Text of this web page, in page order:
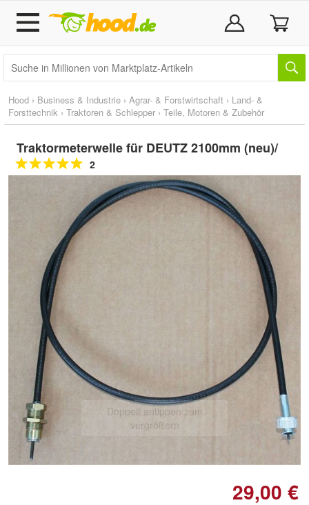
Hood › Business & Industrie › Agrar- & Forstwirtschaft › Land- &
Forsttechnik › Traktoren & Schlepper › Teile, Motoren & Zubehör
Traktormeterwelle für DEUTZ 2100mm (neu)/
2
Doppelt antippen zum
vergrößern
29,00 €